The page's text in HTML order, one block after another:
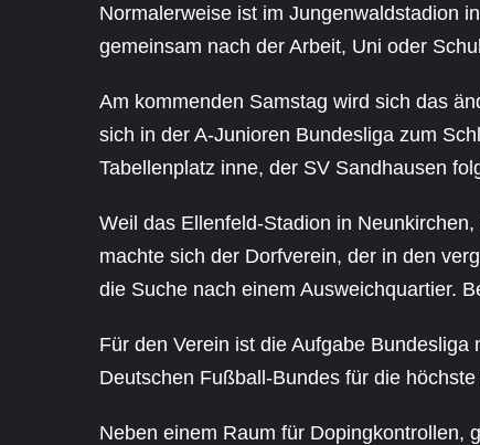
Normalerweise ist im Jungenwaldstadion
gemeinsam nach der Arbeit, Uni oder
Am kommenden Samstag wird sich das
sich in der A-Junioren Bundesliga zum
Tabellenplatz inne, der SV Sandhausen
Weil das Ellenfeld-Stadion in
machte sich der Dorfverein, der in den
die Suche nach einem Ausweichquartier.
Für den Verein ist die Aufgabe
Deutschen Fußball-Bundes für die
Neben einem Raum für Dopingkontrollen,